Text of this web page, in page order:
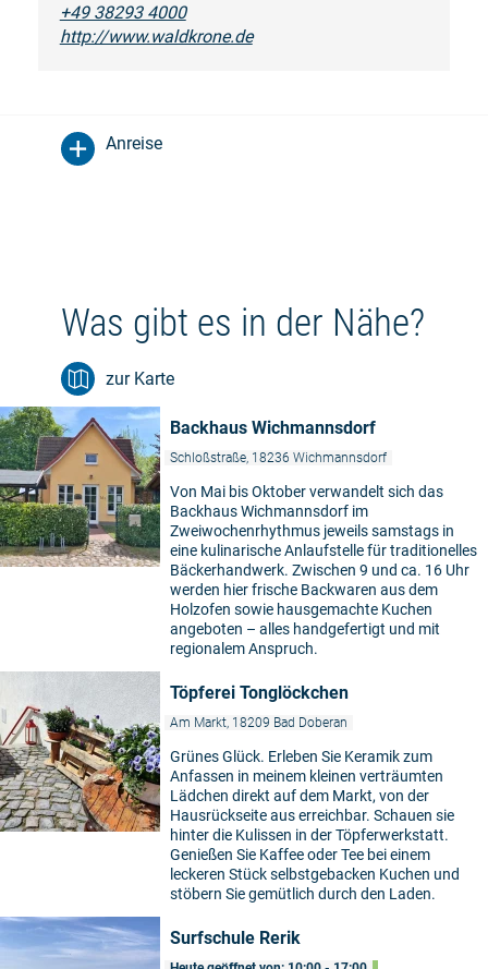
+49 38293 4000
http://www.waldkrone.de
Anreise
Was gibt es in der Nähe?
zur Karte
Backhaus Wichmannsdorf
Schloßstraße, 18236 Wichmannsdorf
Von Mai bis Oktober verwandelt sich das
Backhaus Wichmannsdorf im
Zweiwochenrhythmus jeweils samstags in
eine kulinarische Anlaufstelle für traditionelles
Bäckerhandwerk. Zwischen 9 und ca. 16 Uhr
werden hier frische Backwaren aus dem
Holzofen sowie hausgemachte Kuchen
angeboten – alles handgefertigt und mit
regionalem Anspruch.
Töpferei Tonglöckchen
Am Markt, 18209 Bad Doberan
Grünes Glück. Erleben Sie Keramik zum
Anfassen in meinem kleinen verträumten
Lädchen direkt auf dem Markt, von der
Hausrückseite aus erreichbar. Schauen sie
hinter die Kulissen in der Töpferwerkstatt.
Genießen Sie Kaffee oder Tee bei einem
leckeren Stück selbstgebacken Kuchen und
stöbern Sie gemütlich durch den Laden.
Surfschule Rerik